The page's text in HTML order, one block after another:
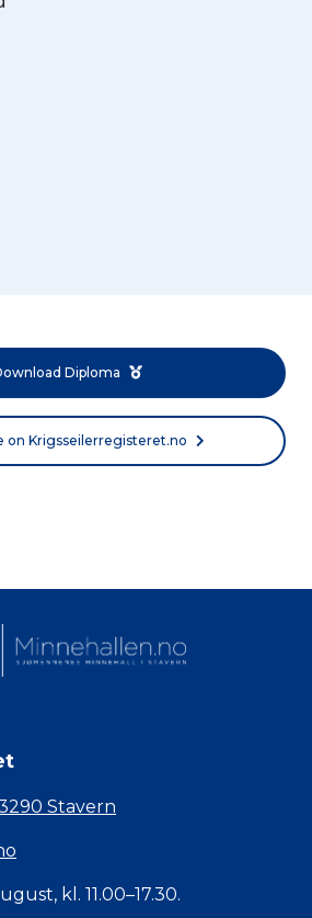
Diploma
on Krigsseilerregisteret.no
Stavern
kl. 11.00–17.30.